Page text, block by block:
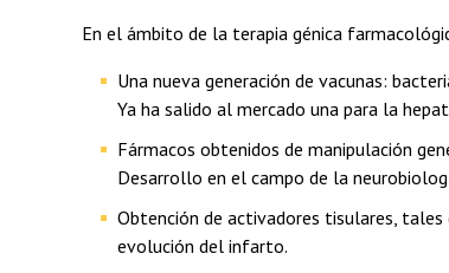
En el ámbito de la terapia génica
Una nueva generación de vacunas:
Ya ha salido al mercado una para la
Fármacos obtenidos de manipulación
Desarrollo en el campo de la
Obtención de activadores tisulares,
evolución del infarto.